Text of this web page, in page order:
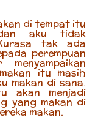
di tempat itu
aku tidak
tak ada
perempuan
itu masih
makan di sana.
akan menjadi
yang makan di
makan.